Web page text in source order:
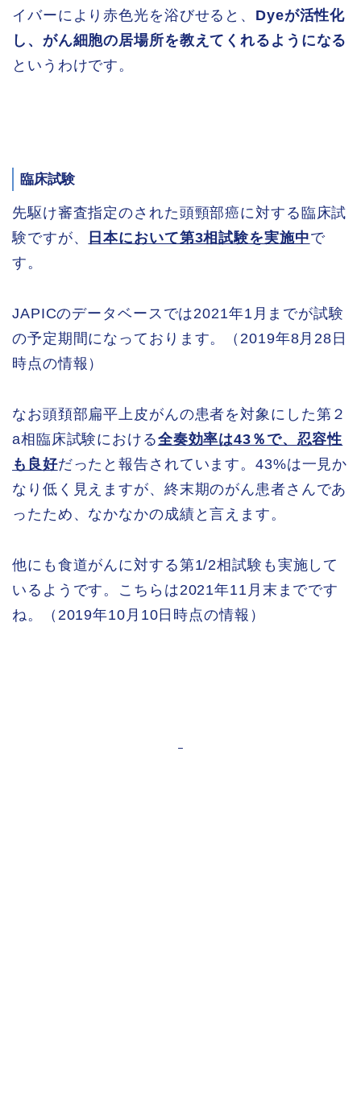
イバーにより赤色光を浴びせると、 Dyeが活性化
し、がん細胞の居場所を教えてくれるようになる
というわけです。
臨床試験
先駆け審査指定のされた頭頸部癌に対する臨床試
験ですが、
日本において第3相試験を実施中で
す。
JAPICのデータベースでは2021年1月までが試験
の予定期間になっております。（2019年8月28日
時点の情報）
なお頭頚部扁平上皮がんの患者を対象にした第２
a相臨床試験における全奏効率は43％で、忍容性
も良好だったと報告されています。43%は一見か
なり低く見えますが、終末期のがん患者さんであ
ったため、なかなかの成績と言えます。
他にも食道がんに対する第1/2相試験も実施して
いるようです。こちらは2021年11月末までです
ね。（2019年10月10日時点の情報）